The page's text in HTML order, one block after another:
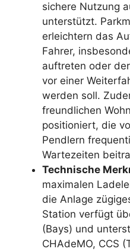
sichere Nutzung
unterstützt.
erleichtern das
Fahrer,
auftreten oder
vor einer
werden soll.
freundlichen
positioniert, die
Pendlern
Wartezeiten
Technische
maximalen
die Anlage
Station verfügt
(Bays) und
CHAdeMO, CCS